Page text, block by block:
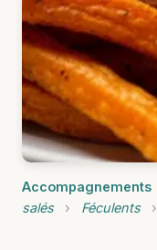
Accompagnements
salés
› Féculents ›